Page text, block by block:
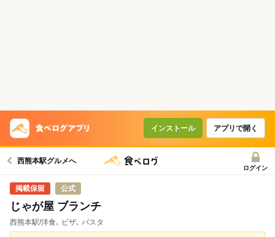
インストール アプリで開く
西熊本駅グルメへ
ログイン
公式
じゃが屋 ブランチ
西熊本駅/洋食､ ピザ､ パスタ